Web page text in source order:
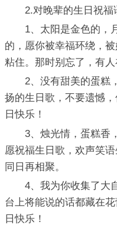
2.对晚辈的生日祝
1、太阳是金色的，
的，愿你被幸福环绕，
粘住。那时别忘了，有
2、没有甜美的蛋糕
扬的生日歌，不要遗憾
日快乐！
3、烛光情，蛋糕香
愿祝福生日歌，欢声笑
同日再相聚。
4、我为你收集了大
台上将能说的话都藏在
日快乐！